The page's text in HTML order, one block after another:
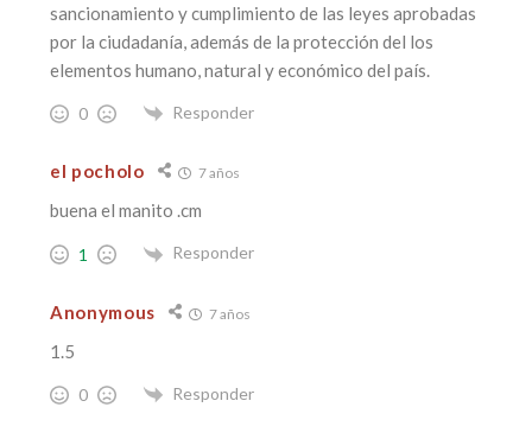
sancionamiento y cumplimiento de las leyes aprobadas
por la ciudadanía, además de la protección del los
elementos humano, natural y económico del país.
0 Responder
el pocholo 7 años
buena el manito .cm
1 Responder
Anonymous 7 años
1.5
0 Responder